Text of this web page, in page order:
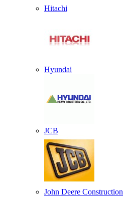
Hitachi
Hyundai
JCB
John Deere Construction